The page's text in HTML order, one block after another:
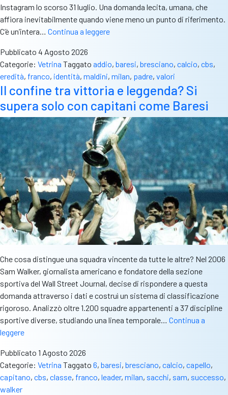
Instagram lo scorso 31 luglio. Una domanda lecita, umana, che
affiora inevitabilmente quando viene meno un punto di riferimento.
C’è un’intera… Continua a leggereBaresi,
nostra
rinascita.
Serve
il
coraggio
alzare
il
braccio
Pubblicato 4 Agosto 2026
Categorie: Vetrina Taggato addio, baresi, bresciano, calcio, cbs,
eredità, franco, identità, maldini, milan, padre, valori
Il confine tra vittoria e leggenda? Si
supera solo con capitani come Baresi
Che cosa distingue una squadra vincente da tutte le altre? Nel 2006
Sam Walker, giornalista americano e fondatore della sezione
sportiva del Wall Street Journal, decise di rispondere a questa
domanda attraverso i dati e costruì un sistema di classificazione
rigoroso. Analizzò oltre 1.200 squadre appartenenti a 37 discipline
sportive diverse, studiando una linea temporale… Continua a
leggereIl
tra
vittoria
e
Pubblicato 1 Agosto 2026
Categorie: Vetrina Taggato 6, baresi, bresciano, calcio, capello,
capitano, cbs, classe, franco, leader, milan, sacchi, sam, successo,
walker